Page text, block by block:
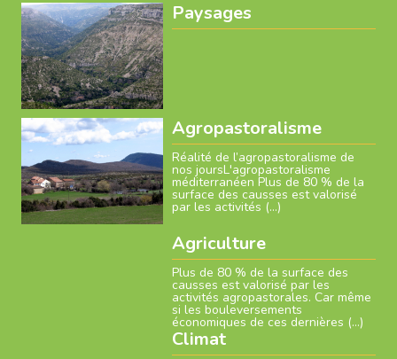
Paysages
Agropastoralisme
Réalité de l’agropastoralisme de
nos joursL'agropastoralisme
méditerranéen Plus de 80 % de la
surface des causses est valorisé
par les activités (…)
Agriculture
Plus de 80 % de la surface des
causses est valorisé par les
activités agropastorales. Car même
si les bouleversements
économiques de ces dernières (…)
Climat